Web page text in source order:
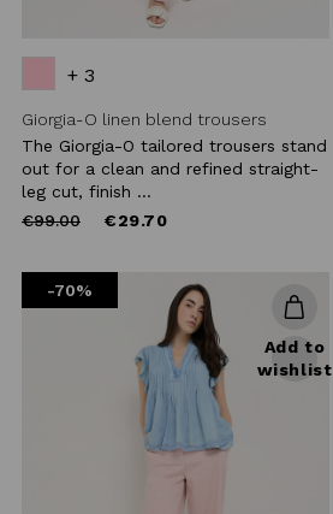
+ 3
Giorgia-O linen blend trousers
The Giorgia-O tailored trousers stand
out for a clean and refined straight-
leg cut, finish ...
Price
€99.00to €29.70
-70%
Add to
wishlist